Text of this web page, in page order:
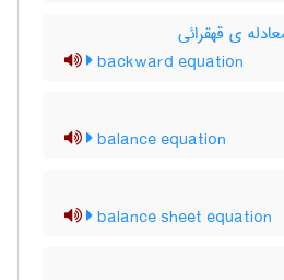
ی قهقرائی
backward equation
balance equation
balance sheet equation